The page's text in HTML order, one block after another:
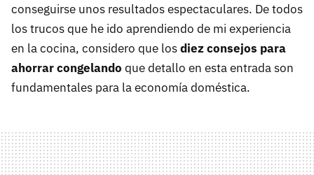
conseguirse unos resultados espectaculares. De todos
los trucos que he ido aprendiendo de mi experiencia
en la cocina, considero que losdiez consejos para
ahorrar congelando que detallo en esta entrada son
fundamentales para la economía doméstica.